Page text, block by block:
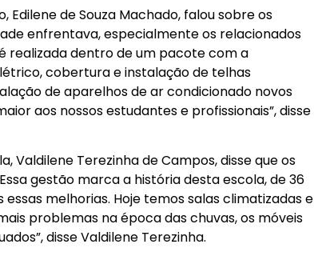
Edilene de Souza Machado, falou sobre os
enfrentava, especialmente os relacionados
realizada dentro de um pacote com a
cobertura e instalação de telhas
de aparelhos de ar condicionado novos
aos nossos estudantes e profissionais”, disse
Valdilene Terezinha de Campos, disse que os
gestão marca a história desta escola, de 36
melhorias. Hoje temos salas climatizadas e
problemas na época das chuvas, os móveis
disse Valdilene Terezinha.